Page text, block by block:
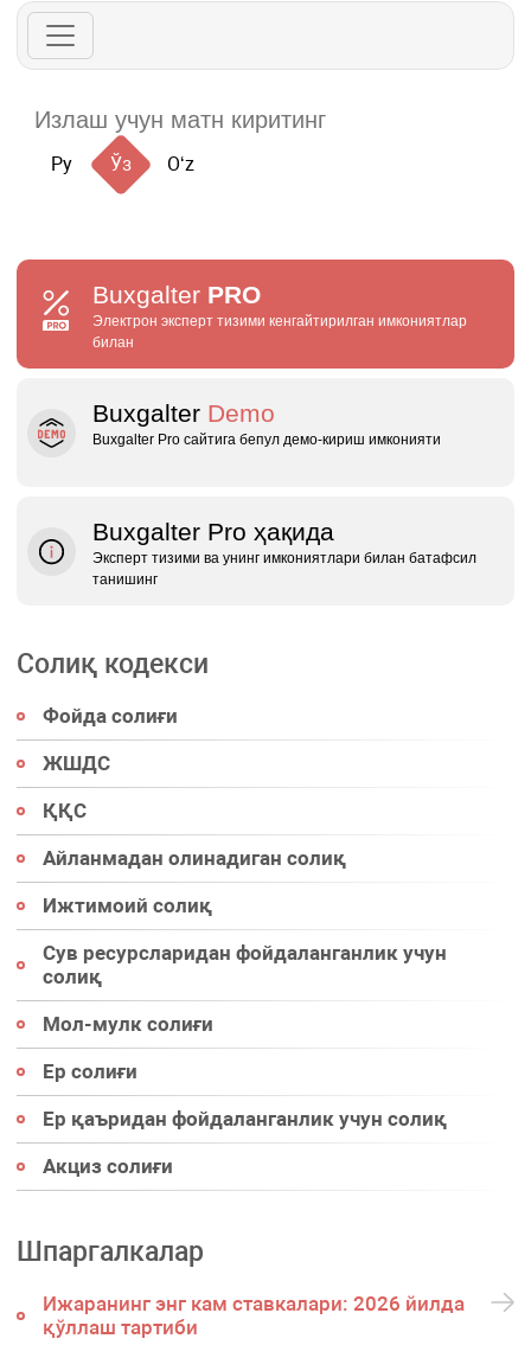
Ру Ўз Oʻz
Buxgalter PRO
Электрон эксперт тизими кенгайтирилган имкониятлар
билан
Buxgalter Demo
Buxgalter Pro сайтига бепул демо‑кириш имконияти
Buxgalter Pro ҳақида
Эксперт тизими ва унинг имкониятлари билан батафсил
танишинг
Солиқ кодекси
Фойда солиғи
ЖШДС
ҚҚС
Айланмадан олинадиган солиқ
Ижтимоий солиқ
Сув ресурсларидан фойдаланганлик учун
солиқ
Мол-мулк солиғи
Ер солиғи
Ер қаъридан фойдаланганлик учун солиқ
Акциз солиғи
Шпаргалкалар
Ижаранинг энг кам ставкалари: 2026 йилда
қўллаш тартиби